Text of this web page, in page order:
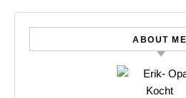
ABOUT ME